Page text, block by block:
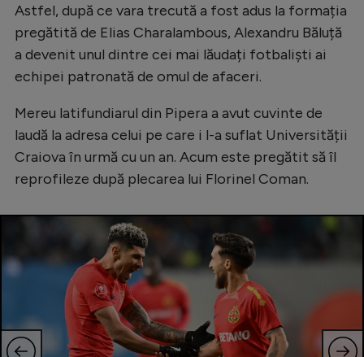
Formula 1
Gimnastică
Auto
Rugby
Ciclism
Alte sporturi
JO 2026
Intră în cont
Astfel, după ce vara trecută a fost adus la formația
pregătită de Elias Charalambous, Alexandru Băluță
a devenit unul dintre cei mai lăudați fotbaliști ai
echipei patronată de omul de afaceri.
Mereu latifundiarul din Pipera a avut cuvinte de
laudă la adresa celui pe care i l-a suflat Universității
Craiova în urmă cu un an. Acum este pregătit să îl
reprofileze după plecarea lui Florinel Coman.